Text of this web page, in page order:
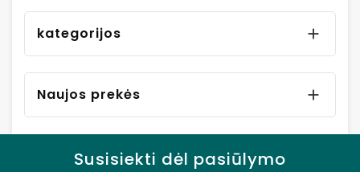
kategorijos 
Naujos prekės 
Susisiekti dėl pasiūlymo